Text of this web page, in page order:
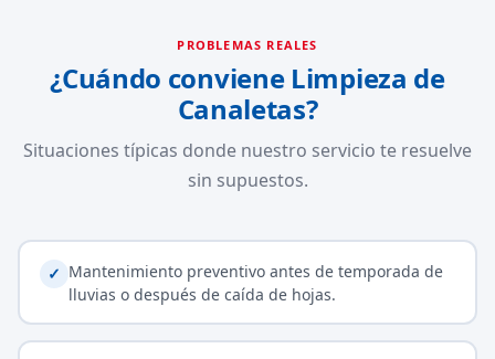
PROBLEMAS REALES
¿Cuándo conviene Limpieza de
Canaletas?
Situaciones típicas donde nuestro servicio te resuelve
sin supuestos.
✓ Mantenimiento preventivo antes de temporada de
lluvias o después de caída de hojas.